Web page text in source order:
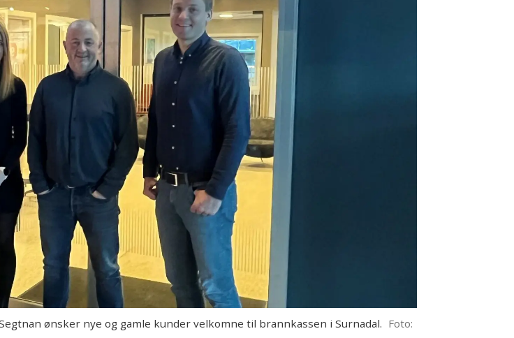
ønsker nye og gamle kunder velkomne til brannkassen i Surnadal. Foto: